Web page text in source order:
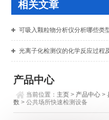
相关文章
可吸入颗粒物分析仪分析哪些类
光离子化检测仪的化学反应过程
产品中心
当前位置： 主页 > 产品中心 >
数 > 公共场所快速检测设备